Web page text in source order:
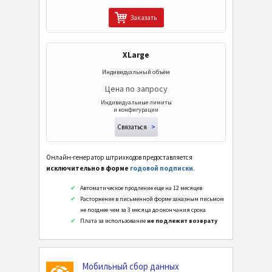
События
Wi-Fi Коды
Заказать
XLarge
Индивидуальный объём
Цена по запросу
Индивидуальные лимиты
и конфигурации
Связаться >
Онлайн-генератор штрихкодов предоставляется
исключительно в форме годовой подписки.
Автоматическое продление еще на 12 месяцев
Расторжение в письменной форме заказным письмом
не позднее чем за 3 месяца до окончания срока
Плата за использование не подлежит возврату
Мобильный сбор данных